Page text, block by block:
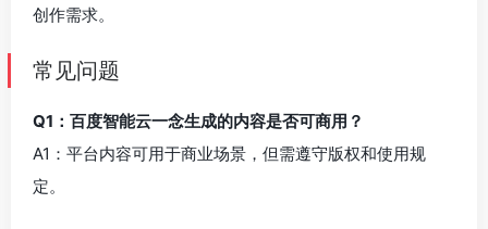
创作需求。
常见问题
Q1：百度智能云一念生成的内容是否可商用？
A1：平台内容可用于商业场景，但需遵守版权和使用规
定。